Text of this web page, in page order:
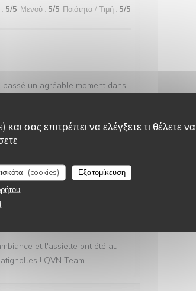
σας επιτρέπει να ελέγξετε τι θέλετε να
(cookies)
Εξατομίκευση
: 5/5 Μενού : 5/5 Ποιότητα / Τιμή : 5/5
un agréable moment dans
attend d'une adresse de
et l'assiette ont été au
! QVN Team